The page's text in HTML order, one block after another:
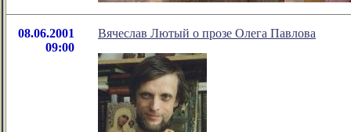
08.06.2001
09:00
Вячеслав Лютый о прозе Олега Павлова